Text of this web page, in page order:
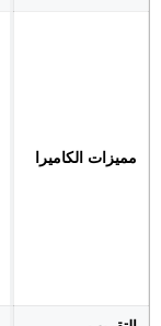
مميزات الكاميرا